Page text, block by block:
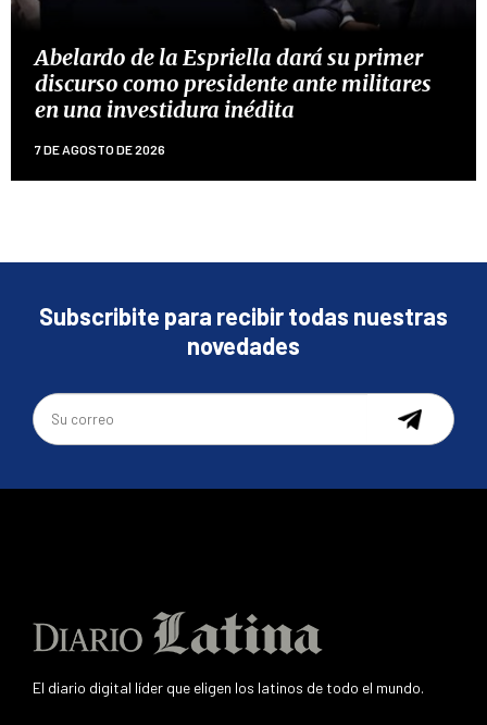
Abelardo de la Espriella dará su primer
discurso como presidente ante militares
en una investidura inédita
7 DE AGOSTO DE 2026
Subscribite para recibir todas nuestras
novedades
El diario digital líder que eligen los latinos de todo el mundo.